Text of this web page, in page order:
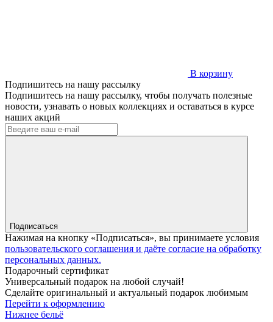
В корзину
Подпишитесь на нашу рассылку
Подпишитесь на нашу рассылку, чтобы получать полезные
новости, узнавать о новых коллекциях и оставаться в курсе
наших акций
Подписаться
Нажимая на кнопку «Подписаться», вы принимаете условия
пользовательского соглашения и даёте согласие на обработку
персональных данных.
Подарочный сертификат
Универсальный подарок на любой случай!
Сделайте оригинальный и актуальный подарок любимым
Перейти к оформлению
Нижнее бельё